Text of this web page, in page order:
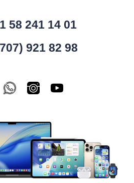
58 241 14 01
921 82 98